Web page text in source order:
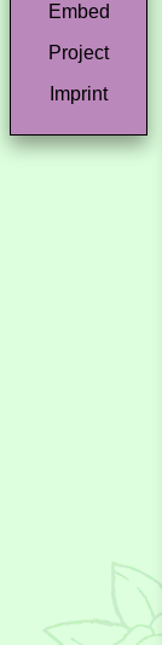
Embed
Project
Imprint